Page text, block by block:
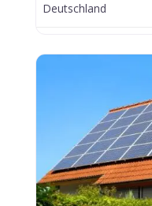
Deutschland